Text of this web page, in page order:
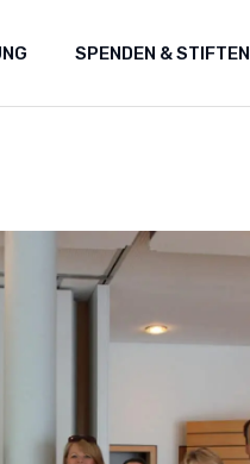
SPENDEN & STIFTEN
Direkt spenden